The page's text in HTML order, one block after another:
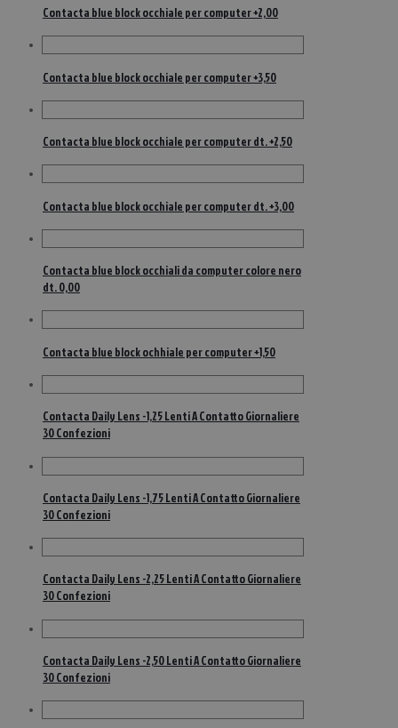
Contacta blue block occhiale per computer +2,00
Contacta blue block occhiale per computer +3,50
Contacta blue block occhiale per computer dt. +2,50
Contacta blue block occhiale per computer dt. +3,00
Contacta blue block occhiali da computer colore nero
dt. 0,00
Contacta blue block ochhiale per computer +1,50
Contacta Daily Lens -1,25 Lenti A Contatto Giornaliere
30 Confezioni
Contacta Daily Lens -1,75 Lenti A Contatto Giornaliere
30 Confezioni
Contacta Daily Lens -2,25 Lenti A Contatto Giornaliere
30 Confezioni
Contacta Daily Lens -2,50 Lenti A Contatto Giornaliere
30 Confezioni